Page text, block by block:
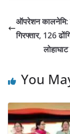
ऑपरेशन कालनेमि:
गिरफ्तार, 126
You